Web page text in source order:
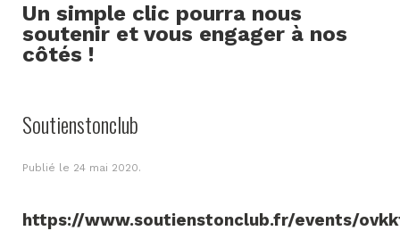
Un simple clic pourra nous
soutenir et vous engager à nos
côtés !
Soutienstonclub
Publié le 24 mai 2020.
https://www.soutienstonclub.fr/events/